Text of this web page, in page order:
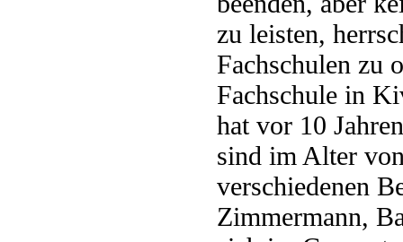
zu leisten,
Fachschulen zu
Fachschule in
hat vor 10
sind im Alter
verschiedenen
Zimmermann,